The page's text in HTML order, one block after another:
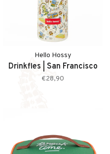
Hello Hossy
Drinkfles | San Francisco
€28,90